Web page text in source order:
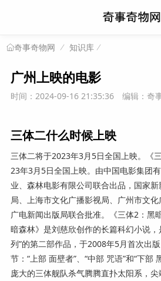
奇事奇物网 知识库
广州上映的电影
时间：2024-09-16 21:35:36 编辑：奇
三体二什么时候上映
三体二将于2023年3月5日全国上映。《
23年3月5日全国上映。由中国电影集团
业、森林电影有限公司联合出品，国家
局、上海市文化广播影视局、广州市文
广电新闻出版局联合批准。《三体2：黑
暗森林》是刘慈欣创作的长篇科幻小说
列”的第二部作品，于2008年5月首次出
节：“上部 面壁者”、“中部 咒语”和“下部
庞大的三体舰队杀气腾腾直扑太阳系，